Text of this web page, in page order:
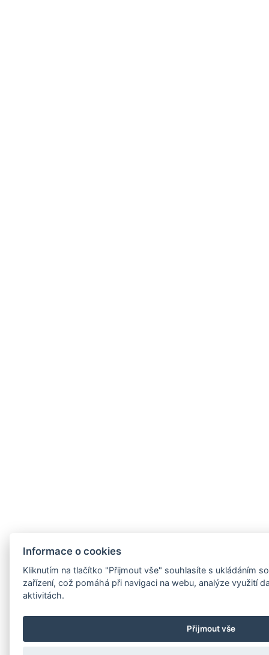
Informace o cookies
Kliknutím na tlačítko "Přijmout vše" souhlasíte s ukládáním
zařízení, což pomáhá při navigaci na webu, analýze využití
aktivitách.
Přijmout vše